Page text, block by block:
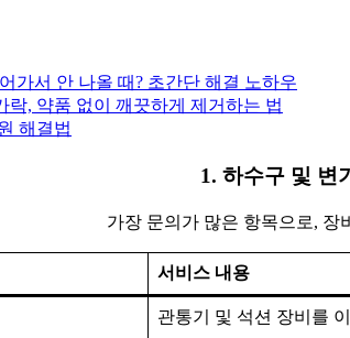
가서 안 나올 때? 초간단 해결 노하우
락, 약품 없이 깨끗하게 제거하는 법
해결법
1. 하수구 및 변
가장 문의가 많은 항목으로, 장
서비스 내용
관통기 및 석션 장비를